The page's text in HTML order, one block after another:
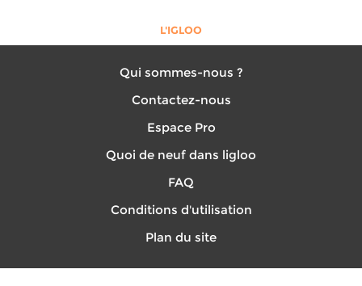
L'IGLOO
Qui sommes-nous ?
Contactez-nous
Espace Pro
Quoi de neuf dans ligloo
FAQ
Conditions d'utilisation
Plan du site